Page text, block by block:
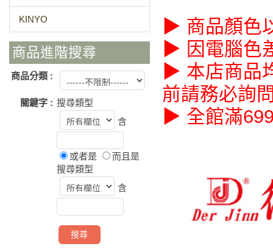
KINYO
商品進階搜尋
商品分類 :
關鍵字 : 搜尋類型
含
或者是
而且是
搜尋類型
含
▶ 商品顏色
▶ 因電腦色
▶ 本店商品
前請務必詢
▶ 全館滿